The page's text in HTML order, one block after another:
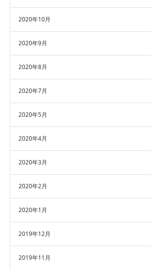
2020年10月
2020年9月
2020年8月
2020年7月
2020年5月
2020年4月
2020年3月
2020年2月
2020年1月
2019年12月
2019年11月